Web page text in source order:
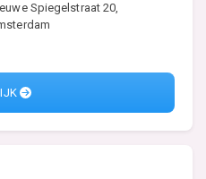
Spiegelstraat 20,